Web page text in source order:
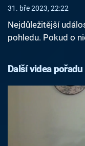
31. bře 2023, 22:22
Nejdůležitější
pohledu. Pokud o
Další videa pořadu